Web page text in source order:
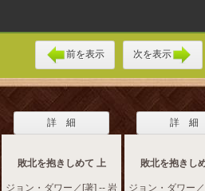
前を表示 次を表示
詳 細
敗北を抱きしめて 上
ジョン・ダワー／[著] -- 岩
詳 細
敗北を抱きし
ジョン・ダワー